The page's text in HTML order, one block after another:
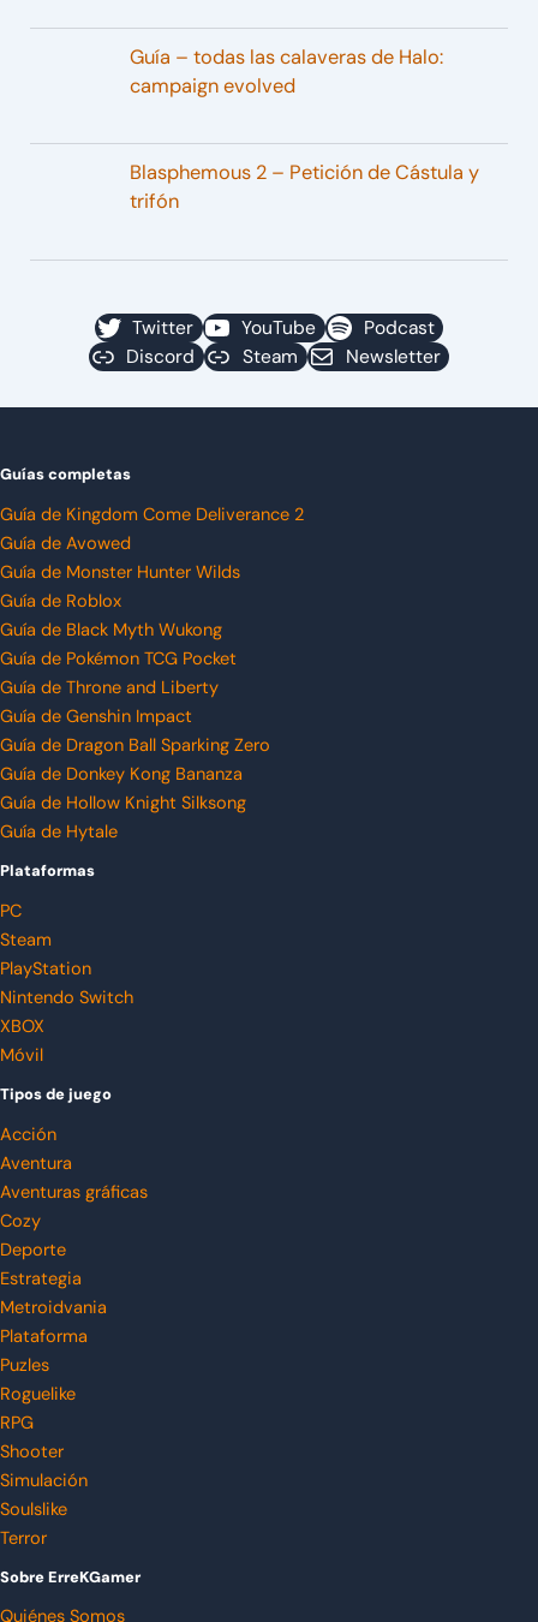
Guía – todas las calaveras de Halo:
campaign evolved
Blasphemous 2 – Petición de Cástula y
trifón
Twitter YouTube
Podcast
Discord
Steam Newsletter
Guías completas
Guía de Kingdom Come Deliverance 2
Guía de Avowed
Guía de Monster Hunter Wilds
Guía de Roblox
Guía de Black Myth Wukong
Guía de Pokémon TCG Pocket
Guía de Throne and Liberty
Guía de Genshin Impact
Guía de Dragon Ball Sparking Zero
Guía de Donkey Kong Bananza
Guía de Hollow Knight Silksong
Guía de Hytale
Plataformas
PC
Steam
PlayStation
Nintendo Switch
XBOX
Móvil
Tipos de juego
Acción
Aventura
Aventuras gráficas
Cozy
Deporte
Estrategia
Metroidvania
Plataforma
Puzles
Roguelike
RPG
Shooter
Simulación
Soulslike
Terror
Sobre ErreKGamer
Quiénes Somos